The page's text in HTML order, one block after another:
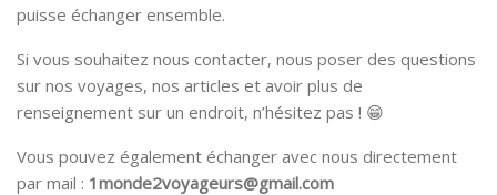
puisse échanger ensemble.
Si vous souhaitez nous contacter, nous poser des questions
sur nos voyages, nos articles et avoir plus de
renseignement sur un endroit, n’hésitez pas ! 😁
Vous pouvez également échanger avec nous directement
par mail : 1monde2voyageurs@gmail.com